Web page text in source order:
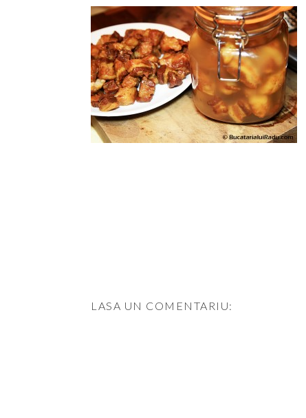
LASA UN COMENTARIU: